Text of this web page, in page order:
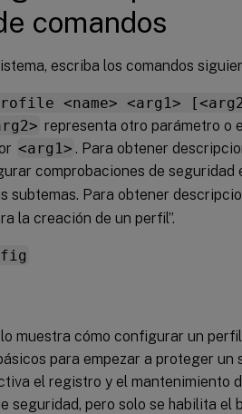
comandos
escriba los comandos
<name> <arg1>
representa otro parámetro o
<arg1> . Para obtener
comprobaciones de seguridad
subtemas. Para obtener
la creación de un perfil”.
muestra cómo configurar un
para empezar a proteger un
el registro y el mantenimiento
seguridad, pero solo se habilita el